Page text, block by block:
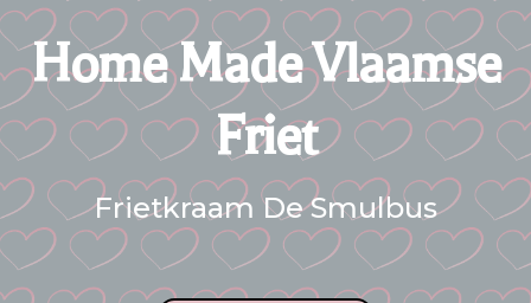
Home Made Vlaamse
Friet
Frietkraam De Smulbus